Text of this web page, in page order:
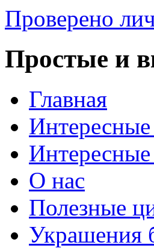
Проверено
Простые и
Главная
О нас
Полезные
Украшения